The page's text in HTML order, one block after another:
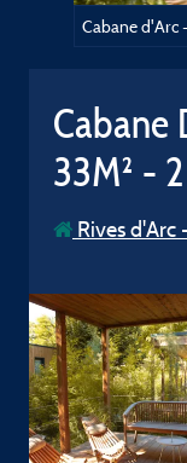
Cabane
33M² -
Rives